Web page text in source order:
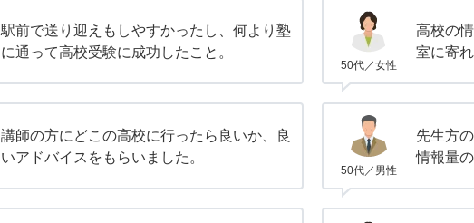
駅前で送り迎えもしやすかったし、何より塾
に通って高校受験に成功したこと。
50代／女性
高校の
室に寄
講師の方にどこの高校に行ったら良いか、良
いアドバイスをもらいました。
50代／男性
先生方
情報量